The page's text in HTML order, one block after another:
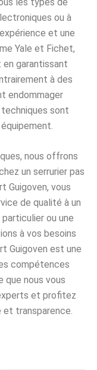
ou à
et une
Yale et Fichet,
garantissant
à des
endommager
sont
nous offrons
un serrurier pas
Guigoven, vous
de qualité à un
ou une
à vos besoins
Guigoven est une
compétences
que nous vous
et profitez
et transparence.